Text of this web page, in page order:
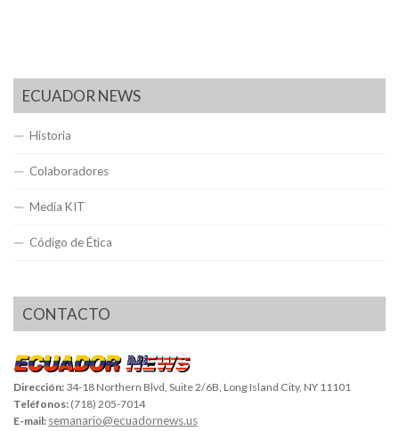
ECUADOR NEWS
Historia
Colaboradores
Media KIT
Código de Ética
CONTACTO
Dirección: 34-18 Northern Blvd, Suite 2/6B, Long Island City, NY 11101
Teléfonos: (718) 205-7014
E-mail: semanario@ecuadornews.us